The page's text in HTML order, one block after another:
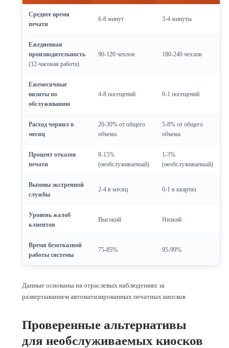
Среднее время
печати
6-8 минут 3-4 минуты
Ежедневная
производительность
(12-часовая работа)
90-120 чехлов 180-240 чехлов
Ежемесячные
визиты по
обслуживанию
4-8 посещений 0-1 посещений
Расход чернил в
месяц
20-30% от общего
объема
5-8% от общего
объема
Процент отказов
печати
8-15%
(необслуживаемый)
1-3%
(необслуживаемый)
Вызовы экстренной
службы
2-4 в месяц 0-1 в квартал
Уровень жалоб
клиентов
Высокий Низкий
Время безотказной
работы системы
75-85% 95-99%
Данные основаны на отраслевых наблюдениях за
развертыванием автоматизированных печатных киосков
Проверенные альтернативы
для необслуживаемых киосков